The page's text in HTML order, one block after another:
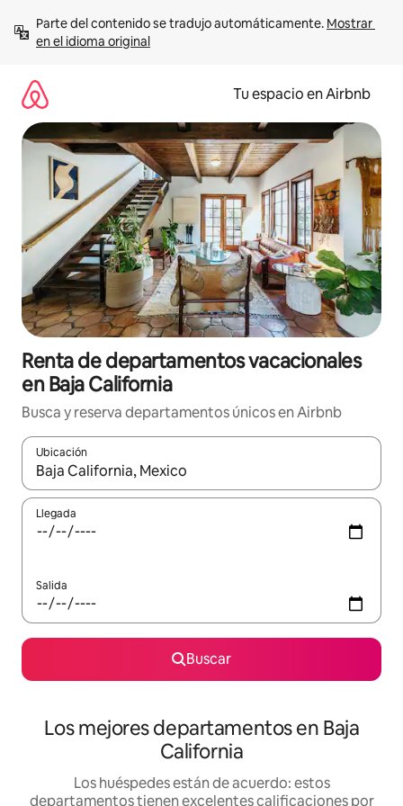
contenido
Parte del contenido se tradujo automáticamente. Mostrar
en el idioma original
Tu espacio en Airbnb
Renta de departamentos vacacionales
en Baja California
Busca y reserva departamentos únicos en Airbnb
Ubicación
Cuando los resultados estén disponibles, podrás navegar
Llegada
Salida
Buscar
Los mejores departamentos en Baja
California
Los huéspedes están de acuerdo: estos
departamentos tienen excelentes calificaciones por